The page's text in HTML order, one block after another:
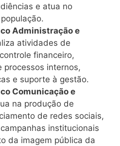
e atua no
Administração e
atividades de
financeiro,
processos internos,
e suporte à gestão.
Comunicação e
na produção de
de redes sociais,
institucionais
da imagem pública da